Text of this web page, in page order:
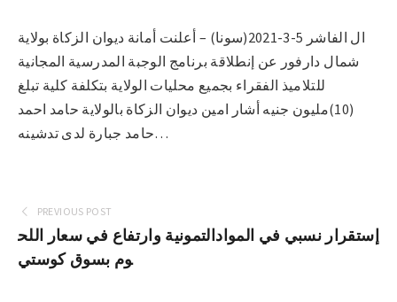
ال الفاشر 5-3-2021(سونا) – أعلنت أمانة ديوان الزكاة بولاية
شمال دارفور عن إنطلاقة برنامج الوجبة المدرسية المجانية
للتلاميذ الفقراء بجميع محليات الولاية بتكلفة كلية تبلغ
(10)مليون جنيه أشار امين ديوان الزكاة بالولاية حامد احمد
حامد جبارة لدى تدشينه…
PREVIOUS POST
إستقرار نسبي في الموادالتمونية وارتفاع في سعار اللح
وم بسوق كوستي